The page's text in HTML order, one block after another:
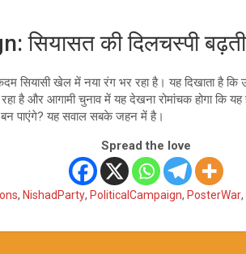
की दिलचस्पी बढ़ती
कदम सियासी खेल में नया रंग भर रहा है। यह दिखाता है
है और आगामी चुनाव में यह देखना रोमांचक होगा कि यह
बन पाएंगे? यह सवाल सबके जहन में है।
Spread the love
, NishadParty, PoliticalCampaign, PosterWar,